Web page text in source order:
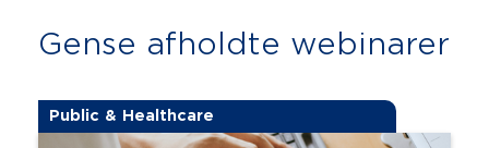
Gense afholdte webinarer
Public & Healthcare